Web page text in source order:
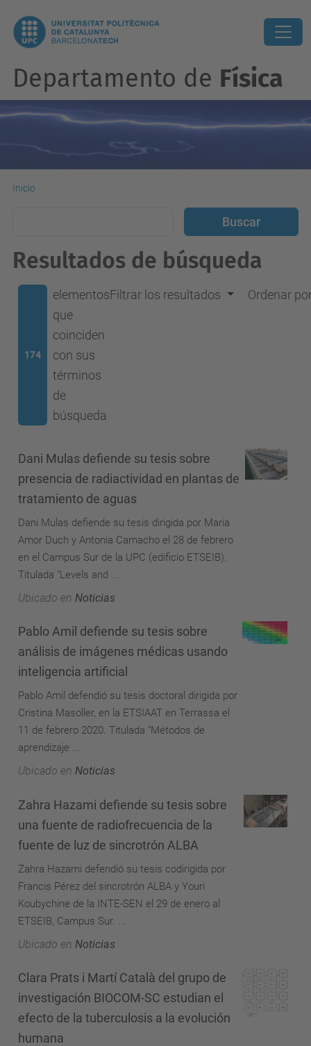
Departamento de Física
Inicio
Resultados de búsqueda
174
elementos
que
coinciden
con sus
términos
de
búsqueda
Filtrar los resultados Ordenar
Dani Mulas defiende su tesis sobre
presencia de radiactividad en plantas de
tratamiento de aguas
Dani Mulas defiende su tesis dirigida por Maria
Amor Duch y Antonia Camacho el 28 de febrero
en el Campus Sur de la UPC (edificio ETSEIB).
Titulada "Levels and ...
Ubicado en Noticias
Pablo Amil defiende su tesis sobre
análisis de imágenes médicas usando
inteligencia artificial
Pablo Amil defendió su tesis doctoral dirigida por
Cristina Masoller, en la ETSIAAT en Terrassa el
11 de febrero 2020. Titulada "Métodos de
aprendizaje ...
Ubicado en Noticias
Zahra Hazami defiende su tesis sobre
una fuente de radiofrecuencia de la
fuente de luz de sincrotrón ALBA
Zahra Hazami defendió su tesis codirigida por
Francis Pérez del sincrotrón ALBA y Youri
Koubychine de la INTE-SEN el 29 de enero al
ETSEIB, Campus Sur. ...
Ubicado en Noticias
Clara Prats i Martí Català del grupo de
investigación BIOCOM-SC estudian el
efecto de la tuberculosis a la evolución
humana